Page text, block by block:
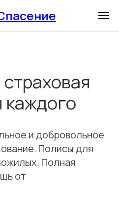
каждого
и добровольное
Полисы для
Полная
от